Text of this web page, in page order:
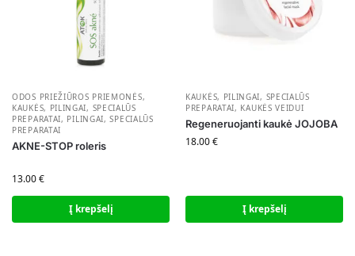
ODOS PRIEŽIŪROS PRIEMONĖS,
KAUKĖS, PILINGAI, SPECIALŪS
PREPARATAI, PILINGAI, SPECIALŪS
PREPARATAI
AKNE-STOP roleris
13.00€
Į krepšelį
KAUKĖS, PILINGAI, SPECIALŪS
PREPARATAI, KAUKĖS VEIDUI
Regeneruojanti kaukė JOJOBA
18.00€
Į krepšelį